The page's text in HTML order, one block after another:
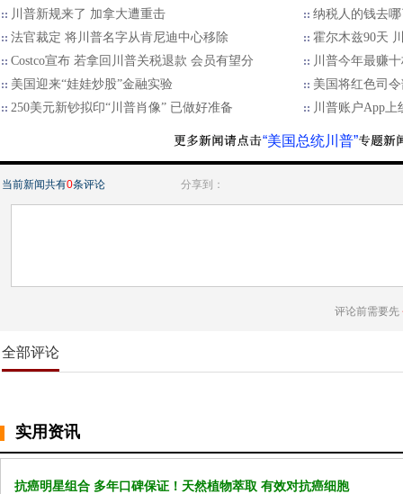
川普新规来了 加拿大遭重击
纳税人的钱去
法官裁定 将川普名字从肯尼迪中心移除
霍尔木兹90天
Costco宣布 若拿回川普关税退款 会员有望分
川普今年最赚
美国迎来“娃娃炒股”金融实验
美国将红色司
250美元新钞拟印“川普肖像” 已做好准备
川普账户App
“美国总统川普”
当前新闻共有0条评论 分享到：
评论前需要先
全部评论
实用资讯
抗癌明星组合 多年口碑保证！天然植物萃取 有效对抗癌细胞